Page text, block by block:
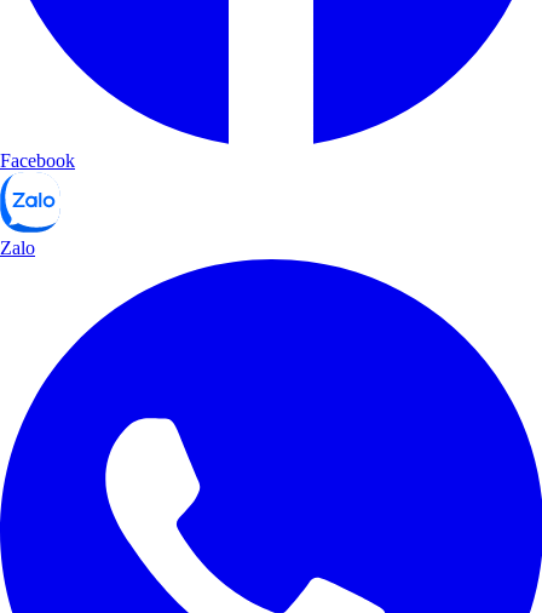
Facebook
Zalo